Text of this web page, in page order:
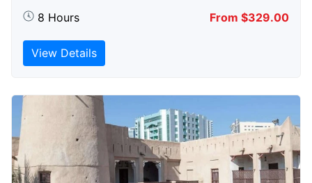
8 Hours From $329.00
View Details